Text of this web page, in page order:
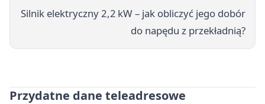
Silnik elektryczny 2,2 kW – jak obliczyć jego dobór
do napędu z przekładnią?
Przydatne dane teleadresowe